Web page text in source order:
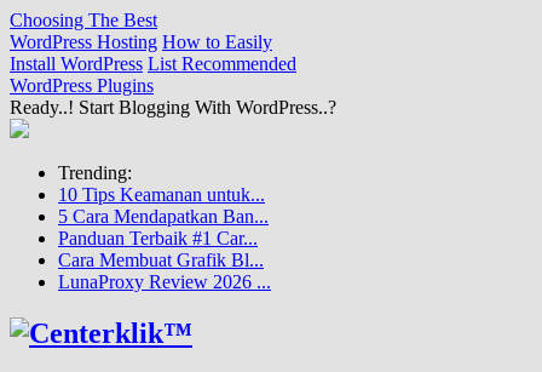
Choosing The Best
WordPress Hosting How to Easily
Install WordPress List Recommended
WordPress Plugins
Ready..! Start Blogging With WordPress..?
Trending:
10 Tips Keamanan untuk...
5 Cara Mendapatkan Ban...
Panduan Terbaik #1 Car...
Cara Membuat Grafik Bl...
LunaProxy Review 2026 ...